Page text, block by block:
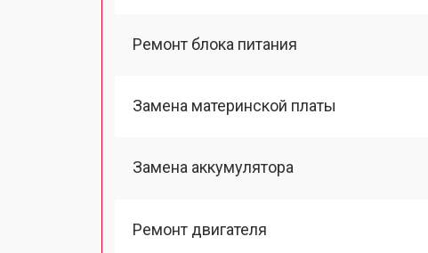
Ремонт блока питания
Замена материнской платы
Замена аккумулятора
Ремонт двигателя